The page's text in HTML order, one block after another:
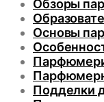
Обзоры
Основы
Подделки